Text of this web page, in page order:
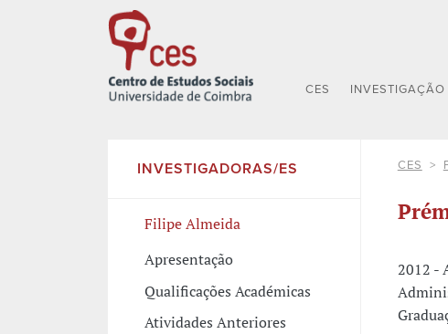
CES INVESTIGAÇÃO
INVESTIGADORAS/ES
Filipe Almeida
Apresentação
Qualificações Académicas
Atividades Anteriores
CES
2012 -